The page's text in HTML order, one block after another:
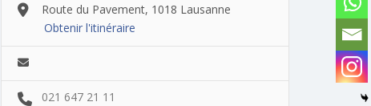
Route du Pavement, 1018 Lausanne
Obtenir l'itinéraire
021 647 21 11